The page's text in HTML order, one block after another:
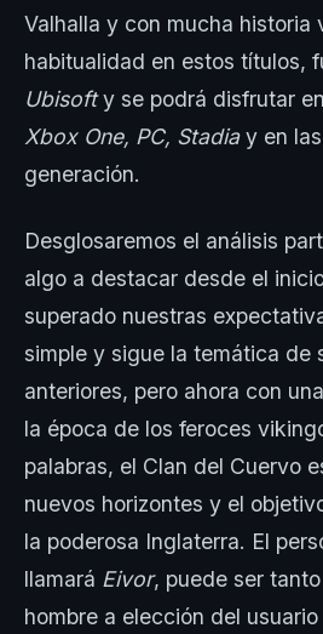
Valhalla y con mucha historia
habitualidad en estos títulos,
Ubisofty se podrá disfrutar en
Xbox One, PC, Stadiay en
generación.
Desglosaremos el análisis
algo a destacar desde el
superado nuestras
simple y sigue la temática de
anteriores, pero ahora con
la época de los feroces
palabras, el Clan del Cuervo
nuevos horizontes y el
la poderosa Inglaterra. El
llamará Eivor, puede ser
hombre a elección del